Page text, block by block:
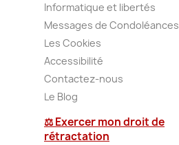
Informatique et libertés
Messages de Condoléances
Les Cookies
Accessibilité
Contactez-nous
Le Blog
⚖ Exercer mon droit de
rétractation